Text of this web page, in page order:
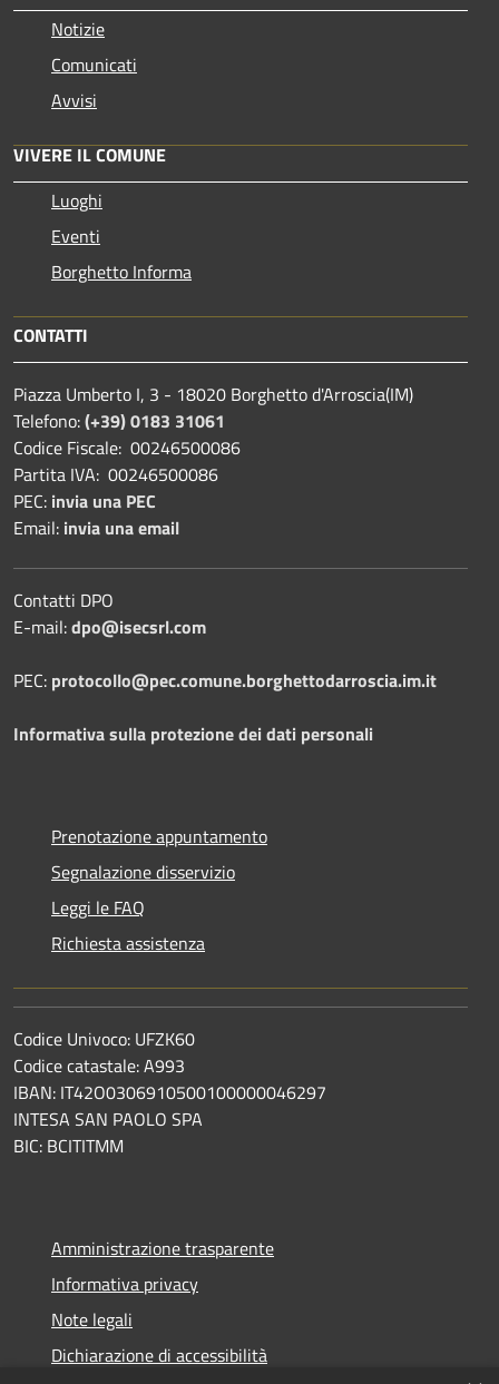
Notizie
Comunicati
Avvisi
VIVERE IL COMUNE
Luoghi
Eventi
Borghetto Informa
CONTATTI
Piazza Umberto I, 3 - 18020 Borghetto d'Arroscia(IM)
Telefono:(+39) 0183 31061
Codice Fiscale: 00246500086
Partita IVA: 00246500086
PEC: invia una PEC
Email: invia una email
Contatti DPO
E-mail:dpo@isecsrl.com
PEC: protocollo@pec.comune.borghettodarroscia.im.it
Informativa sulla protezione dei dati personali
Prenotazione appuntamento
Segnalazione disservizio
Leggi le FAQ
Richiesta assistenza
Codice Univoco: UFZK60
Codice catastale: A993
IBAN: IT42O0306910500100000046297
INTESA SAN PAOLO SPA
BIC: BCITITMM
Amministrazione trasparente
Informativa privacy
Note legali
Dichiarazione di accessibilità